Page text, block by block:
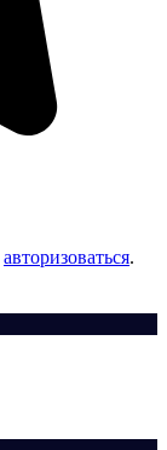
авторизоваться.